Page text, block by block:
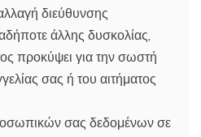
διεύθυνσης
άλλης δυσκολίας,
προκύψει για την σωστή
σας ή του αιτήματος
σας δεδομένων σε